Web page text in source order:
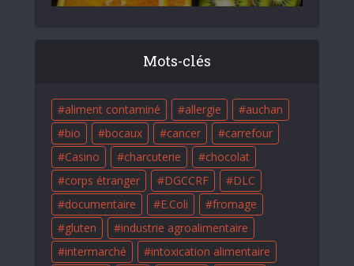
Mots-clés
aliment contaminé allergie
auchan
bio
bocaux cancer
carrefour
Casino
charcuterie
chocolat
corps étranger
DGCCRF
DLC
documentaire
E.Coli
fromage
gluten
industrie agroalimentaire
intermarché
intoxication alimentaire